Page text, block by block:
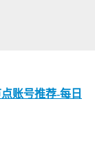
账号推荐-每日